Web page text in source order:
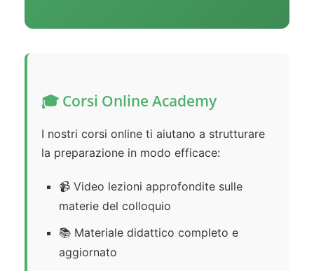
🎓 Corsi Online Academy
I nostri corsi online ti aiutano a strutturare
la preparazione in modo efficace:
📹 Video lezioni approfondite sulle
materie del colloquio
📚 Materiale didattico completo e
aggiornato